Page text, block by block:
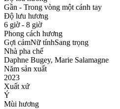
Gần - Trong vòng một cánh tay
Độ lưu hương
6 giờ - 8 giờ
Phong cách hương
Gợi cảmNữ tínhSang trọng
Nhà pha chế
Daphne Bugey, Marie Salamagne
Năm sản xuất
2023
Xuất xứ
Ý
Mùi hương